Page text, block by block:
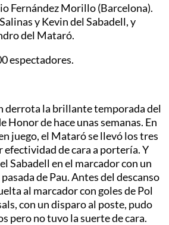
Fernández Morillo (Barcelona).
y Kevin del Sabadell, y
del Mataró.
espectadores.
derrota la brillante temporada del
Honor de hace unas semanas. En
juego, el Mataró se llevó los tres
efectividad de cara a portería. Y
Sabadell en el marcador con un
de Pau. Antes del descanso
al marcador con goles de Pol
con un disparo al poste, pudo
pero no tuvo la suerte de cara.